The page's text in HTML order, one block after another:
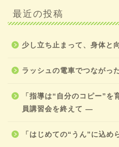
最近の投稿
少し立ち止まって、身体と
ラッシュの電車でつながっ
「指導は“自分のコピー”
員講習会を終えて ―
「はじめての“うん”に込め